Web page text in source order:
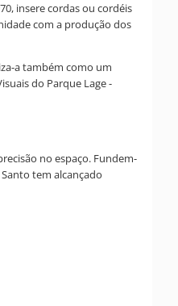
insere cordas ou cordéis
com a produção dos
a também como um
do Parque Lage -
no espaço. Fundem-
tem alcançado